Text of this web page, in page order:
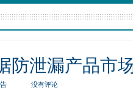
防泄漏产品市
没有评论